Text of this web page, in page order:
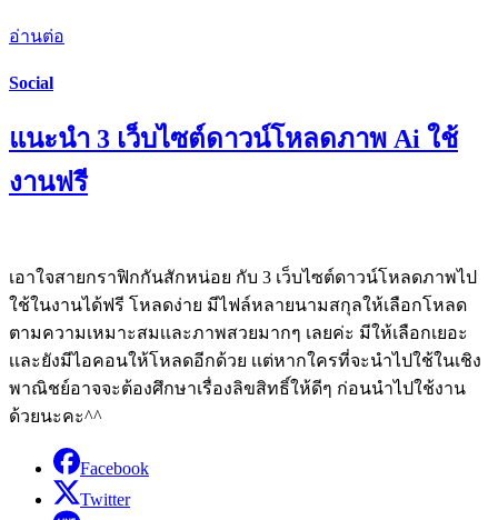
อ่านต่อ
Social
แนะนำ 3 เว็บไซต์ดาวน์โหลดภาพ Ai ใช้
งานฟรี
เอาใจสายกราฟิกกันสักหน่อย กับ 3 เว็บไซต์ดาวน์โหลดภาพไป
ใช้ในงานได้ฟรี โหลดง่าย มีไฟล์หลายนามสกุลให้เลือกโหลด
ตามความเหมาะสมเเละภาพสวยมากๆ เลยค่ะ มีให้เลือกเยอะ
เเละยังมีไอคอนให้โหลดอีกด้วย เเต่หากใครที่จะนำไปใช้ในเชิง
พาณิชย์อาจจะต้องศึกษาเรื่องลิขสิทธิ์ให้ดีๆ ก่อนนำไปใช้งาน
ด้วยนะคะ^^
Facebook
Twitter